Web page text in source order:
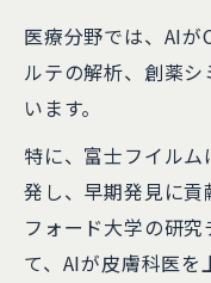
医療分野では、AI
ルテの解析、創薬
います。
特に、富士フイル
発し、早期発見に
フォード大学の研
て、AIが皮膚科医を